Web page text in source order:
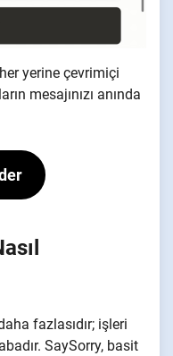
yerine çevrimiçi
mesajınızı anında
fazlasıdır; işleri
SaySorry, basit